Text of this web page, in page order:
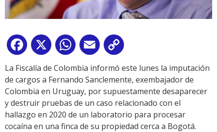
Facebook
X WhatsApp
Email
Link
La Fiscalía de Colombia informó este lunes la imputación
de cargos a Fernando Sanclemente, exembajador de
Colombia en Uruguay, por supuestamente desaparecer
y destruir pruebas de un caso relacionado con el
hallazgo en 2020 de un laboratorio para procesar
cocaína en una finca de su propiedad cerca a Bogotá.